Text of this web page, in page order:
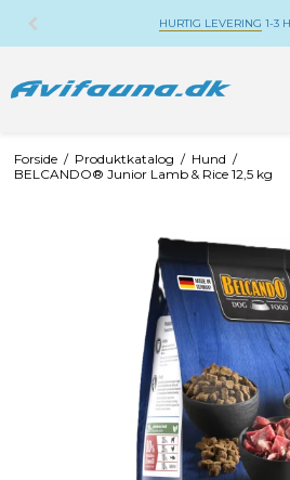
Forside / Produktkatalog / Hund /
BELCANDO® Junior Lamb & Rice 12,5 kg